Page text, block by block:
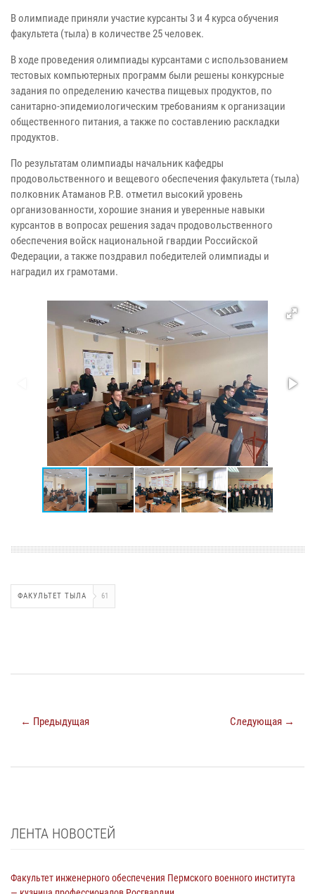
В олимпиаде приняли участие курсанты 3 и 4 курса обучения
факультета (тыла) в количестве 25 человек.
В ходе проведения олимпиады курсантами с использованием
тестовых компьютерных программ были решены конкурсные
задания по определению качества пищевых продуктов, по
санитарно-эпидемиологическим требованиям к организации
общественного питания, а также по составлению раскладки
продуктов.
По результатам олимпиады начальник кафедры
продовольственного и вещевого обеспечения факультета (тыла)
полковник Атаманов Р.В. отметил высокий уровень
организованности, хорошие знания и уверенные навыки
курсантов в вопросах решения задач продовольственного
обеспечения войск национальной гвардии Российской
Федерации, а также поздравил победителей олимпиады и
наградил их грамотами.
ФАКУЛЬТЕТ ТЫЛА 61
← Предыдущая Следующая →
ЛЕНТА НОВОСТЕЙ
Факультет инженерного обеспечения Пермского военного института